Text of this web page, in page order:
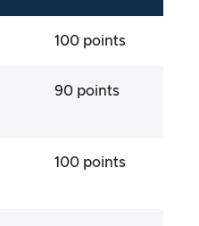
100 points
90 points
100 points